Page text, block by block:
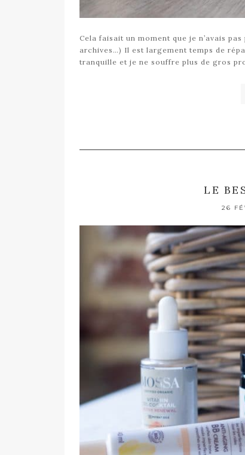
Cela faisait un moment que je n’avais
archives…) Il est largement temps de
tranquille et je ne souffre plus de gros
LE
26